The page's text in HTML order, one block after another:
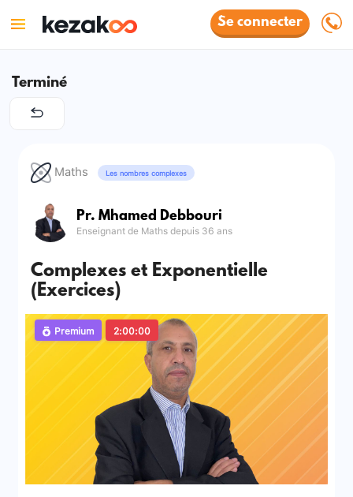
Se connecter
Terminé
Maths Les nombres complexes
Pr. Mhamed Debbouri
Enseignant de Maths depuis 36 ans
Complexes et Exponentielle
(Exercices)
Premium 2:00:00